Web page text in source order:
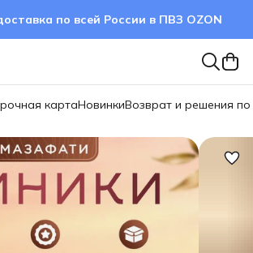
по всей России в ПВЗ OZON
картаНовинкиВозврат и решения по